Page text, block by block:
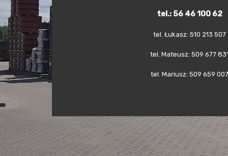
tel.: 56 46 100 62
tel. Łukasz: 510 213 507
tel. Mateusz: 509 677
tel. Mariusz: 509 659 007